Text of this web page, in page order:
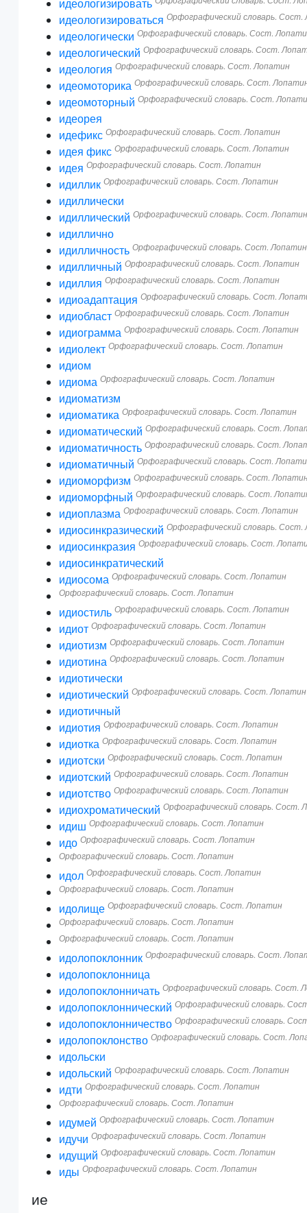
идеологизировать
идеологизироваться Орфографический словарь.
идеологически Орфографический словарь. Сост.
идеологический Орфографический словарь. Сост.
идеология Орфографический словарь. Сост. Лопатин
идеомоторика Орфографический словарь. Сост.
идеомоторный Орфографический словарь. Сост.
идеорея
идефикс Орфографический словарь. Сост. Лопатин
идея фикс Орфографический словарь. Сост. Лопатин
идея Орфографический словарь. Сост. Лопатин
идиллик Орфографический словарь. Сост. Лопатин
идиллически
идиллический Орфографический словарь. Сост.
идиллично
идилличность Орфографический словарь. Сост. Лопатин
идилличный Орфографический словарь. Сост. Лопатин
идиллия Орфографический словарь. Сост. Лопатин
идиоадаптация Орфографический словарь. Сост.
идиобласт Орфографический словарь. Сост. Лопатин
идиограмма Орфографический словарь. Сост. Лопатин
идиолект Орфографический словарь. Сост. Лопатин
идиом
идиома Орфографический словарь. Сост. Лопатин
идиоматизм
идиоматика Орфографический словарь. Сост. Лопатин
идиоматический Орфографический словарь. Сост.
идиоматичность Орфографический словарь. Сост.
идиоматичный Орфографический словарь. Сост.
идиоморфизм Орфографический словарь. Сост.
идиоморфный Орфографический словарь. Сост.
идиоплазма Орфографический словарь. Сост. Лопатин
идиосинкразический Орфографический словарь.
идиосинкразия Орфографический словарь. Сост.
идиосинкратический
идиосома Орфографический словарь. Сост. Лопатин
Орфографический словарь. Сост. Лопатин
идиостиль Орфографический словарь. Сост. Лопатин
идиот Орфографический словарь. Сост. Лопатин
идиотизм Орфографический словарь. Сост. Лопатин
идиотина Орфографический словарь. Сост. Лопатин
идиотически
идиотический Орфографический словарь. Сост. Лопатин
идиотичный
идиотия Орфографический словарь. Сост. Лопатин
идиотка Орфографический словарь. Сост. Лопатин
идиотски Орфографический словарь. Сост. Лопатин
идиотский Орфографический словарь. Сост. Лопатин
идиотство Орфографический словарь. Сост. Лопатин
идиохроматический Орфографический словарь. Сост.
идиш Орфографический словарь. Сост. Лопатин
идо Орфографический словарь. Сост. Лопатин
Орфографический словарь. Сост. Лопатин
идол Орфографический словарь. Сост. Лопатин
Орфографический словарь. Сост. Лопатин
идолище Орфографический словарь. Сост. Лопатин
Орфографический словарь. Сост. Лопатин
Орфографический словарь. Сост. Лопатин
идолопоклонник Орфографический словарь. Сост.
идолопоклонница
идолопоклонничать Орфографический словарь. Сост.
идолопоклоннический Орфографический словарь.
идолопоклонничество Орфографический словарь.
идолопоклонство Орфографический словарь. Сост.
идольски
идольский Орфографический словарь. Сост. Лопатин
идти Орфографический словарь. Сост. Лопатин
Орфографический словарь. Сост. Лопатин
идумей Орфографический словарь. Сост. Лопатин
идучи Орфографический словарь. Сост. Лопатин
идущий Орфографический словарь. Сост. Лопатин
иды Орфографический словарь. Сост. Лопатин
ие